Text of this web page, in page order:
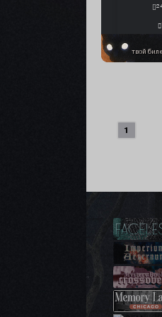
твой
1